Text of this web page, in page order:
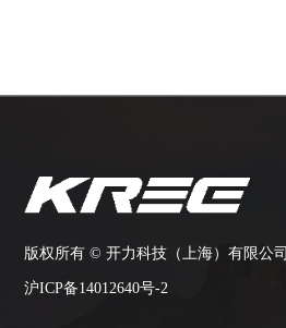
版权所有 © 开力科技（上海）有限公司
沪ICP备14012640号-2